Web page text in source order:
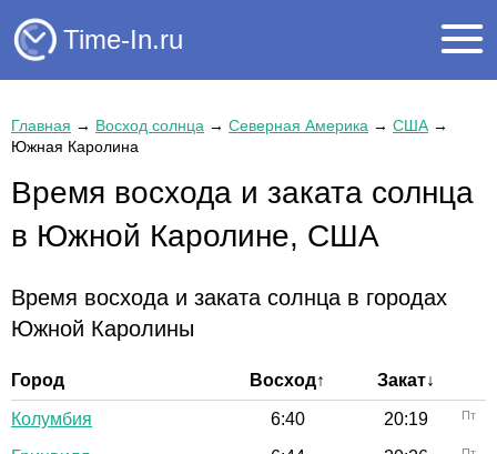
Time-In.ru
Главная → Восход солнца → Северная Америка → США →
Южная Каролина
Время восхода и заката солнца
в Южной Каролине, США
Время восхода и заката солнца в городах
Южной Каролины
Город Восход↑ Закат↓
Колумбия 6:40 20:19 Пт